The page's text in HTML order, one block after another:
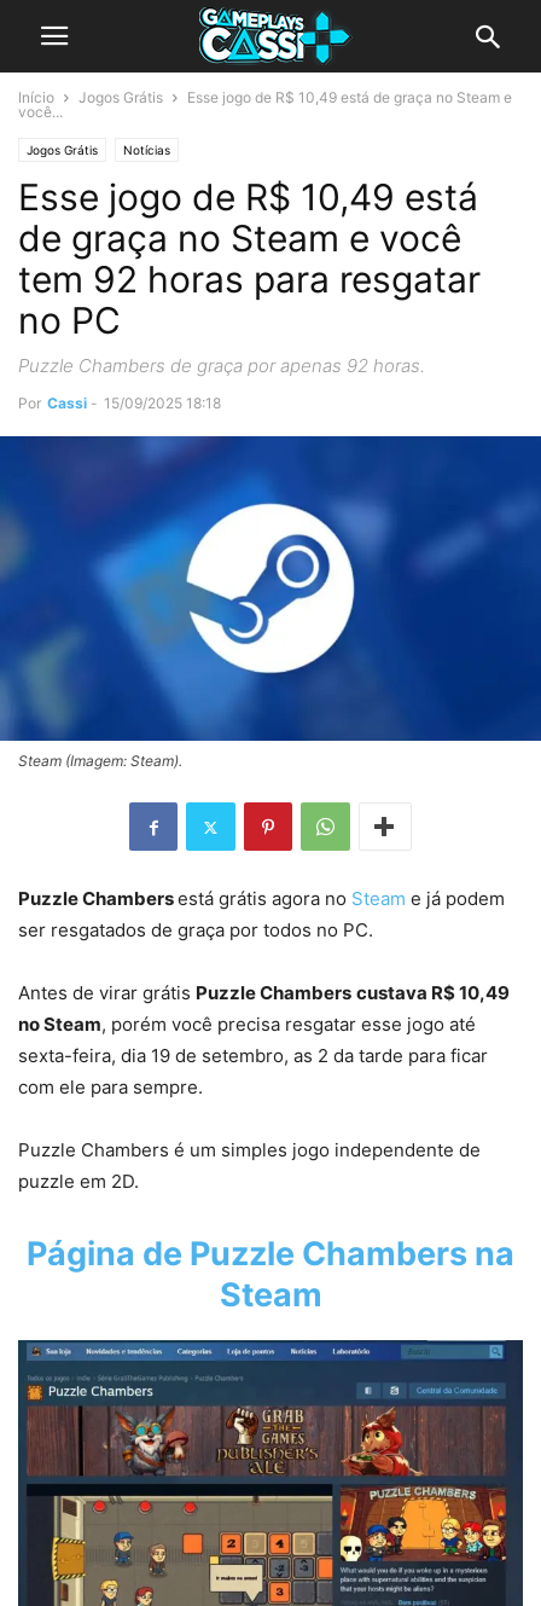
Início Jogos Grátis
Esse jogo de R$ 10,49 está de graça no Steam e
você...
Jogos Grátis Notícias
Esse jogo de R$ 10,49 está
de graça no Steam e você
tem 92 horas para resgatar
no PC
Puzzle Chambers de graça por apenas 92 horas.
Por Cassi - 15/09/2025 18:18
Steam (Imagem: Steam).
Puzzle Chambersestá grátis agora no Steam e já podem
ser resgatados de graça por todos no PC.
Antes de virar grátis Puzzle Chambers custava R$ 10,49
no Steam, porém você precisa resgatar esse jogo até
sexta-feira, dia 19 de setembro, as 2 da tarde para ficar
com ele para sempre.
Puzzle Chambers é um simples jogo independente de
puzzle em 2D.
Página de Puzzle Chambers na
Steam